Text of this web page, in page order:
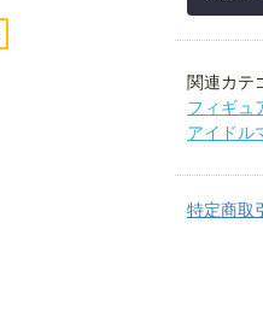
関連カテ
フィギュ
アイドル
特定商取